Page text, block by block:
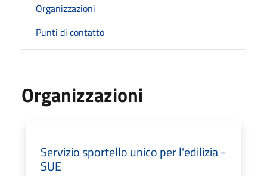
Organizzazioni
Punti di contatto
Organizzazioni
Servizio sportello unico per l'edilizia -
SUE